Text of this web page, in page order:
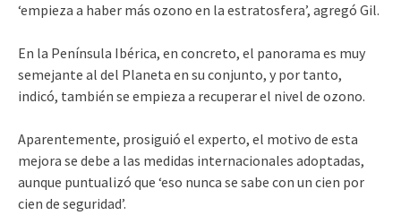
‘empieza a haber más ozono en la estratosfera’, agregó Gil.
En la Península Ibérica, en concreto, el panorama es muy
semejante al del Planeta en su conjunto, y por tanto,
indicó, también se empieza a recuperar el nivel de ozono.
Aparentemente, prosiguió el experto, el motivo de esta
mejora se debe a las medidas internacionales adoptadas,
aunque puntualizó que ‘eso nunca se sabe con un cien por
cien de seguridad’.